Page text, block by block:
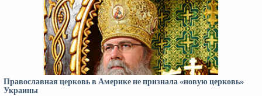
Православная церковь в Америке не признала «новую церковь»
Украины